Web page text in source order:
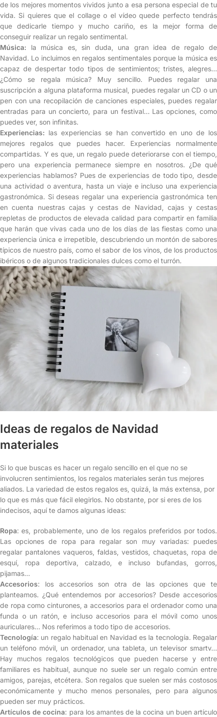
de los mejores momentos vividos junto a esa persona especial de tu
vida. Si quieres que el collage o el vídeo quede perfecto tendrás
que dedicarle tiempo y mucho cariño, es la mejor forma de
conseguir realizar un regalo sentimental.
Música: la música es, sin duda, una gran idea de regalo de
Navidad. Lo incluimos en regalos sentimentales porque la música es
capaz de despertar todo tipos de sentimientos; tristes, alegres…
¿Cómo se regala música? Muy sencillo. Puedes regalar una
suscripción a alguna plataforma musical, puedes regalar un CD o un
pen con una recopilación de canciones especiales, puedes regalar
entradas para un concierto, para un festival… Las opciones, como
puedes ver, son infinitas.
Experiencias: las experiencias se han convertido en uno de los
mejores regalos que puedes hacer. Experiencias normalmente
compartidas. Y es que, un regalo puede deteriorarse con el tiempo,
pero una experiencia permanece siempre en nosotros. ¿De qué
experiencias hablamos? Pues de experiencias de todo tipo, desde
una actividad o aventura, hasta un viaje e incluso una experiencia
gastronómica. Si deseas regalar una experiencia gastronómica ten
en cuenta nuestras cajas y cestas de Navidad, cajas y cestas
repletas de productos de elevada calidad para compartir en familia
que harán que vivas cada uno de los días de las fiestas como una
experiencia única e irrepetible, descubriendo un montón de sabores
típicos de nuestro país, como el sabor de los vinos, de los productos
ibéricos o de algunos tradicionales dulces como el turrón.
Ideas de regalos de Navidad
materiales
Si lo que buscas es hacer un regalo sencillo en el que no se
involucren sentimientos, los regalos materiales serán tus mejores
aliados. La variedad de estos regalos es, quizá, la más extensa, por
lo que es más que fácil elegirlos. No obstante, por si eres de los
indecisos, aquí te damos algunas ideas:
Ropa: es, probablemente, uno de los regalos preferidos por todos.
Las opciones de ropa para regalar son muy variadas: puedes
regalar pantalones vaqueros, faldas, vestidos, chaquetas, ropa de
esquí, ropa deportiva, calzado, e incluso bufandas, gorros,
pijamas…
Accesorios: los accesorios son otra de las opciones que te
planteamos. ¿Qué entendemos por accesorios? Desde accesorios
de ropa como cinturones, a accesorios para el ordenador como una
funda o un ratón, e incluso accesorios para el móvil como unos
auriculares… Nos referimos a todo tipo de accesorios.
Tecnología: un regalo habitual en Navidad es la tecnología. Regalar
un teléfono móvil, un ordenador, una tableta, un televisor smartv…
Hay muchos regalos tecnológicos que pueden hacerse y entre
familiares es habitual, aunque no suele ser un regalo común entre
amigos, parejas, etcétera. Son regalos que suelen ser más costosos
económicamente y mucho menos personales, pero para algunos
pueden ser muy prácticos.
Artículos de cocina: para los amantes de la cocina un buen artículo